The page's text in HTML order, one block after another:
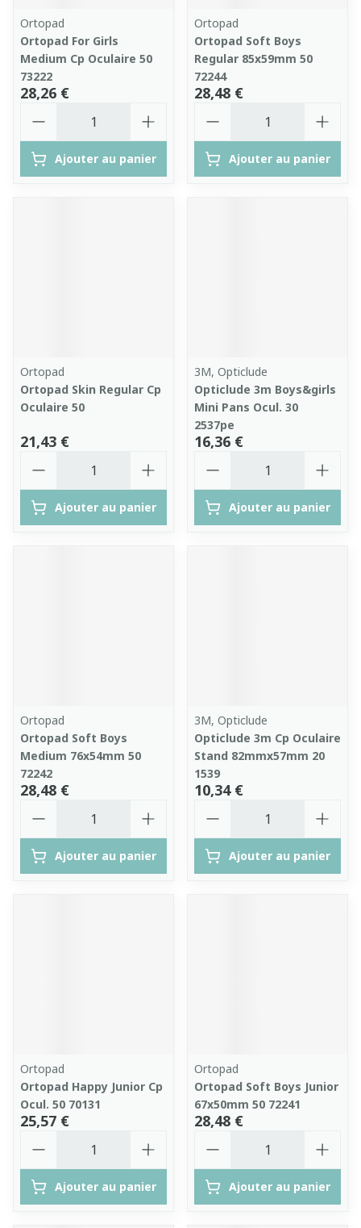
Ortopad
Ortopad For Girls
Medium Cp Oculaire 50
73222
28,26 €
Ajouter au panier
Ortopad
Ortopad Soft Boys
Regular 85x59mm 50
72244
28,48 €
Ajouter au panier
Ortopad
Ortopad Skin Regular Cp
Oculaire 50
21,43 €
Ajouter au panier
3M, Opticlude
Opticlude 3m Boys&girls
Mini Pans Ocul. 30
2537pe
16,36 €
Ajouter au panier
Ortopad
Ortopad Soft Boys
Medium 76x54mm 50
72242
28,48 €
Ajouter au panier
3M, Opticlude
Opticlude 3m Cp Oculaire
Stand 82mmx57mm 20
1539
10,34 €
Ajouter au panier
Ortopad
Ortopad Happy Junior Cp
Ocul. 50 70131
25,57 €
Ajouter au panier
Ortopad
Ortopad Soft Boys Junior
67x50mm 50 72241
28,48 €
Ajouter au panier